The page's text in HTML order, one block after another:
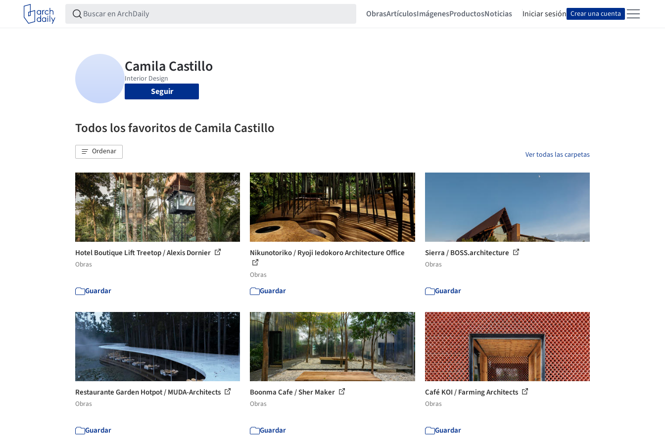
ObrasArtículosImágenesProductosNoticias Iniciar sesión Crear una cuenta
Seguir
Todos los favoritos de Camila Castillo
Ordenar Ver todas las carpetas
Hotel Boutique Lift Treetop / Alexis Dornier
Obras
Guardar
Nikunotoriko / Ryoji Iedokoro Architecture Office
Obras
Guardar
Sierra / BOSS.architecture
Obras
Guardar
Restaurante Garden Hotpot / MUDA-Architects
Obras
Guardar
Boonma Cafe / Sher Maker
Obras
Guardar
Café KOI / Farming Architects
Obras
Guardar